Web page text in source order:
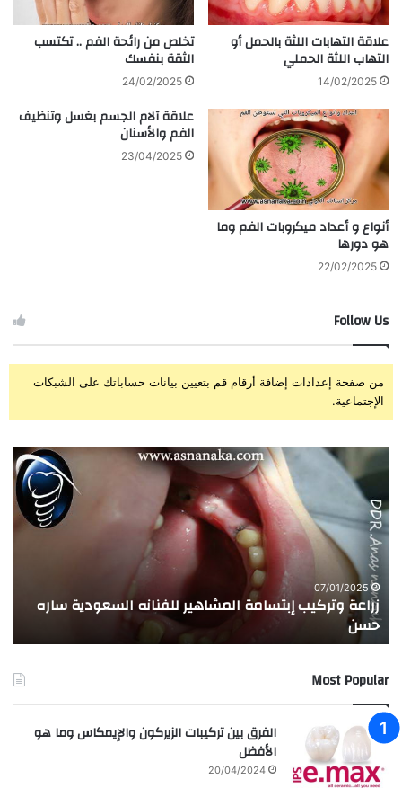
علاقة التهابات اللثة بالحمل أو
التهاب اللثة الحملي
14/02/2025
تخلص من رائحة الفم .. تكتسب
الثقة بنفسك
24/02/2025
أنواع و أعداد ميكروبات الفم وما
هو دورها
22/02/2025
علاقة آلام الجسم بغسل وتنظيف
الفم والأسنان
23/04/2025
Follow Us
من صفحة إعدادات إضافة أرقام قم بتعيين بيانات حساباتك على الشبكات
الإجتماعية.
زراعة
وتركيب
إبتسامة
المشاهير
للفنانه
السعودية
ساره
حسن07/01/2025
زراعة وتركيب إبتسامة المشاهير للفنانه السعودية ساره
حسن
Most Popular
الفرق بين تركيبات الزيركون والإيمكاس وما هو
الأفضل
20/04/2024